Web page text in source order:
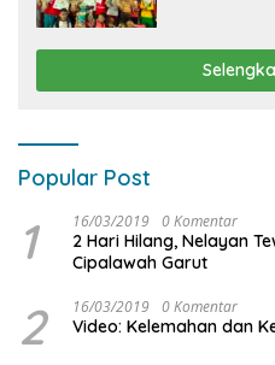
Popular Post
1 16/03/2019 0 Komentar
2 Hari Hilang, Nelayan
Cipalawah Garut
2 16/03/2019 0 Komentar
Video: Kelemahan dan